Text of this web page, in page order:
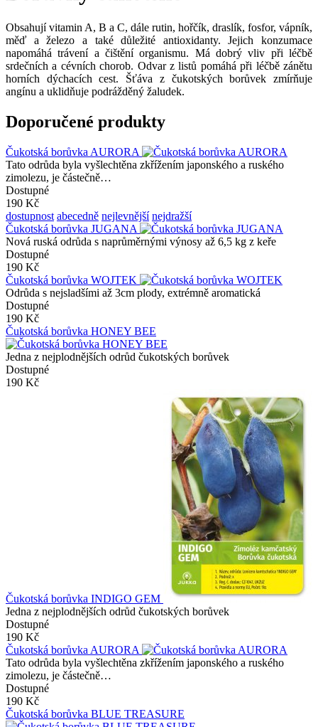
Obsahují vitamin A, B a C, dále rutin, hořčík, draslík, fosfor, vápník,
měď a železo a také důležité antioxidanty. Jejich konzumace
napomáhá trávení a čištění organismu. Má dobrý vliv při léčbě
srdečních a cévních chorob. Odvar z listů pomáhá při léčbě zánětu
horních dýchacích cest. Šťáva z čukotských borůvek zmírňuje
angínu a uklidňuje podrážděný žaludek.
Doporučené produkty
Čukotská borůvka AURORA
Tato odrůda byla vyšlechtěna zkřížením japonského a ruského
zimolezu, je částečně…
Dostupné
190 Kč
dostupnost abecedně nejlevnější nejdražší
Čukotská borůvka JUGANA
Nová ruská odrůda s naprůměrnými výnosy až 6,5 kg z keře
Dostupné
190 Kč
Čukotská borůvka WOJTEK
Odrůda s nejsladšími až 3cm plody, extrémně aromatická
Dostupné
190 Kč
Čukotská borůvka HONEY BEE
Jedna z nejplodnějších odrůd čukotských borůvek
Dostupné
190 Kč
Čukotská borůvka INDIGO GEM
Jedna z nejplodnějších odrůd čukotských borůvek
Dostupné
190 Kč
Čukotská borůvka AURORA
Tato odrůda byla vyšlechtěna zkřížením japonského a ruského
zimolezu, je částečně…
Dostupné
190 Kč
Čukotská borůvka BLUE TREASURE